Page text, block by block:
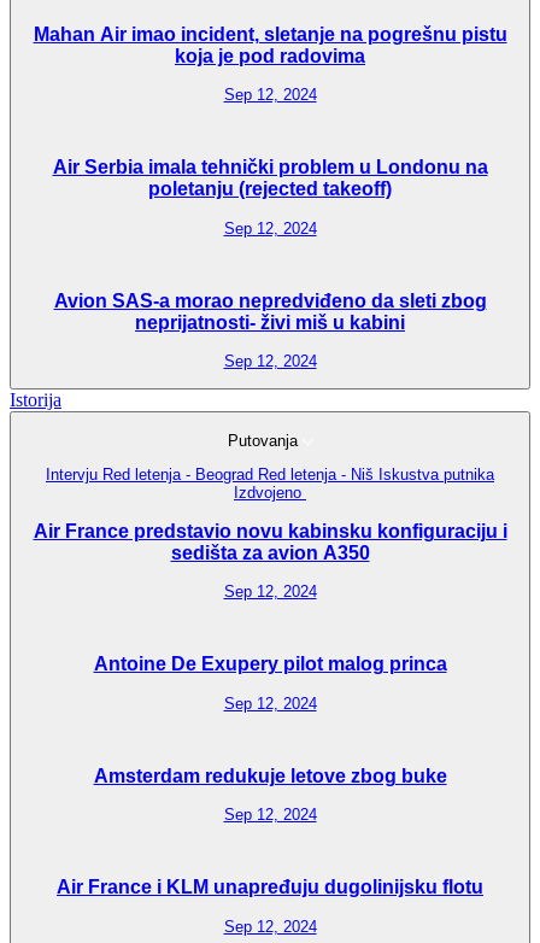
Mahan Air imao incident, sletanje na pogrešnu pistu
koja je pod radovima
Sep 12, 2024
Air Serbia imala tehnički problem u Londonu na
poletanju (rejected takeoff)
Sep 12, 2024
Avion SAS-a morao nepredviđeno da sleti zbog
neprijatnosti- živi miš u kabini
Sep 12, 2024
Istorija
Putovanja
Intervju Red letenja - Beograd Red letenja - Niš Iskustva putnika
Izdvojeno
Air France predstavio novu kabinsku konfiguraciju i
sedišta za avion A350
Sep 12, 2024
Antoine De Exupery pilot malog princa
Sep 12, 2024
Amsterdam redukuje letove zbog buke
Sep 12, 2024
Air France i KLM unapređuju dugolinijsku flotu
Sep 12, 2024